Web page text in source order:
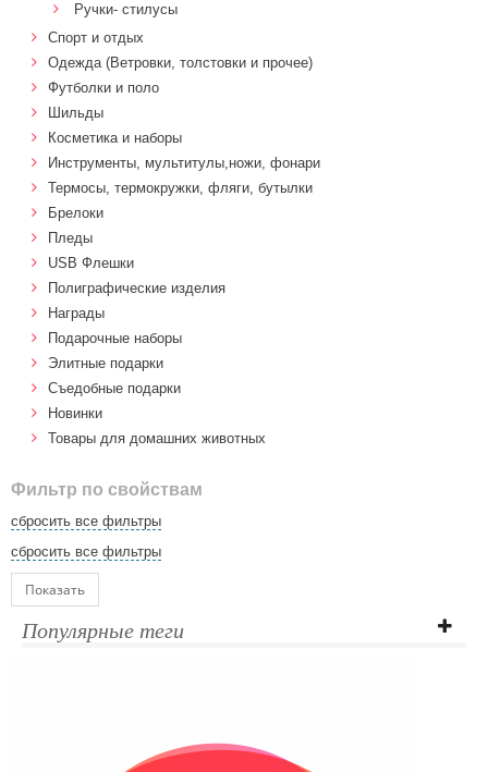
Ручки- стилусы
Спорт и отдых
Одежда (Ветровки, толстовки и прочее)
Футболки и поло
Шильды
Косметика и наборы
Инструменты, мультитулы,ножи, фонари
Термосы, термокружки, фляги, бутылки
Брелоки
Пледы
USB Флешки
Полиграфические изделия
Награды
Подарочные наборы
Элитные подарки
Cъедобные подарки
Новинки
Товары для домашних животных
Фильтр по свойствам
сбросить все фильтры
сбросить все фильтры
Показать
Популярные теги